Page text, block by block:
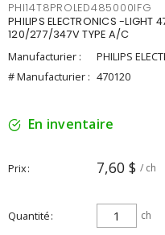
PHI14T8PROLED485000IFG
PHILIPS ELECTRONICS -LIGHT
120/277/347V TYPE A/C
Manufacturier :
PHILIPS
# Manufacturier : 470120
En inventaire
Prix 7,60 $ / ch
Quantité ch